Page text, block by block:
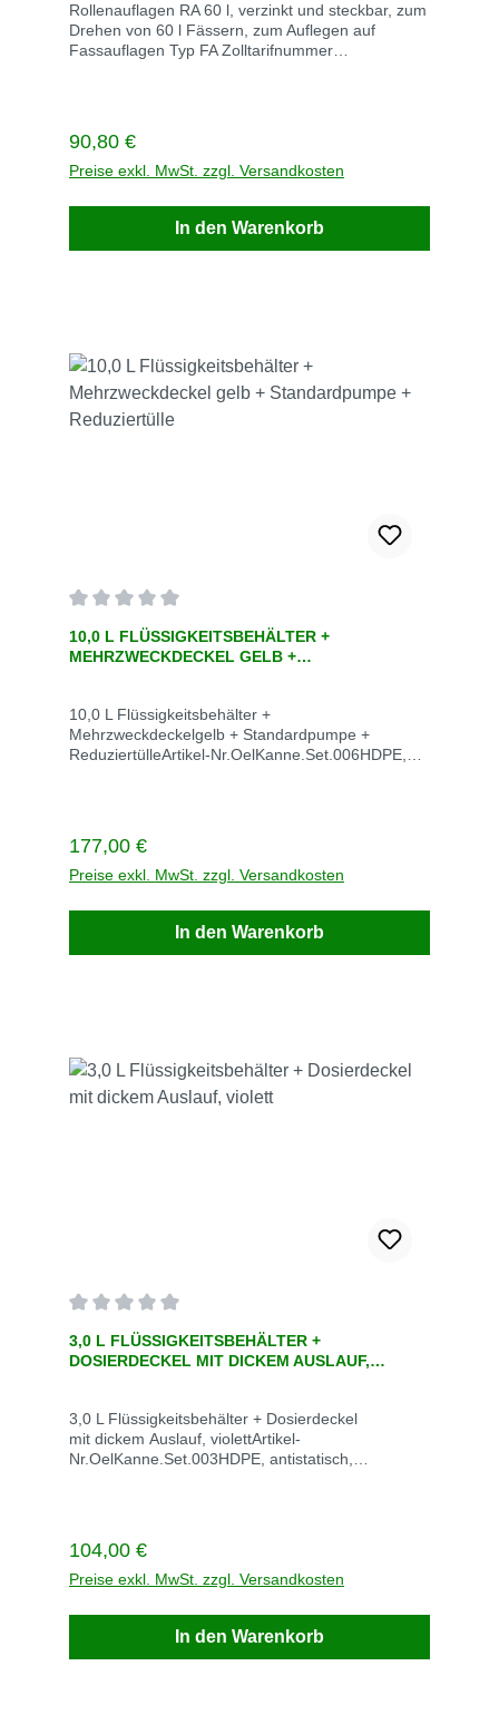
Rollenauflagen RA 60 l, verzinkt und steckbar, zum
Drehen von 60 l Fässern, zum Auflegen auf
Fassauflagen Typ FA Zolltarifnummer
feuerverzinkt ohne Rollenauflage
Regulärer Preis:
90,80 €
Preise exkl. MwSt. zzgl. Versandkosten
In den Warenkorb
Durchschnittliche Bewertung von 0 von 5 Sternen
10,0 L FLÜSSIGKEITSBEHÄLTER +
MEHRZWECKDECKEL GELB +
10,0 L Flüssigkeitsbehälter +
Mehrzweckdeckelgelb + Standardpumpe +
ReduziertülleArtikel-Nr.OelKanne.Set.006HDPE,
Regulärer Preis:
177,00 €
Preise exkl. MwSt. zzgl. Versandkosten
In den Warenkorb
Durchschnittliche Bewertung von 0 von 5 Sternen
3,0 L FLÜSSIGKEITSBEHÄLTER +
DOSIERDECKEL MIT DICKEM AUSLAUF,
3,0 L Flüssigkeitsbehälter + Dosierdeckel
mit dickem Auslauf, violettArtikel-
Nr.OelKanne.Set.003HDPE, antistatisch,
Regulärer Preis:
104,00 €
Preise exkl. MwSt. zzgl. Versandkosten
In den Warenkorb